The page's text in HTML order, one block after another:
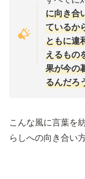
に向き合
ているか
ともに違
えるもの
果が今の
るんだろ
こんな風に言葉を
らしへの向き合い